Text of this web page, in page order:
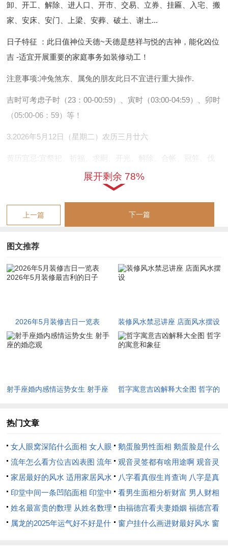
卸、开工 、解除、进人口、开市、交易、立券、挂匾、入宅、搬
家、安床、安门、上梁、安葬、破土、谢土...
日子特征
：此日值神位天德~天德是慈祥与悦的吉神，能化凶位
吉 -适宜开展重要的家庭事务如装修动工！
注意事项:冲兔煞东 、属兔的朋友此日不宜进行重大操作.
吉时可考虑子时（23：00-00:59）、寅时（03:00-04:59）、卯时
（05:00-06：59）等！
3.2026年5月12日（星期二）农历三月廿六
黄历宜忌
:宜祭祀、祈福、求嗣、开光、解除、合帐、冠笄、伐
、进人口.
与装修中的木作项目挺契合！
4.2026年5月14日（星期四）农历三月廿八
黄历宜忌:宜纳采、订婚、结婚、造车器、祭祀、祈福、求嗣、
忌开业、开幕、开市、立券。
日子特征:此日宜忌含有多项同家宅相关的活动，如修造、入
注意事项 : 冲马煞南 ~属马的朋友需留意.吉时选择可参考老黄历
5.2026年5月22日（星期五）农历四月初六
黄历宜忌:宜纳采、结婚、裁衣、理发、出行、修造、动土、进
人口、开业、开幕、开市、交易、立券、挂匾、搬家、移徙、上
梁、栽种、纳畜；
忌伐木、安葬、安床、祭拜、祭祀、祈福...
展开剩余 78%
上一篇 下一篇
图文推荐
2026年5月装修吉日一览表
2026年5月装修最吉利的日子
装修风水禁忌讲座 店面风水摆设
射手座婚内感情运势女生 射手座
哲字寓意吉凶解释大全图 哲字的
热门文章
女人眼窝深陷什么面相 女人眼
窝深陷是短命相吗
鹅蛋脸男性面相 鹅蛋脸是什么
脸型男性
流年怎么看方位吉凶表图 流年
位置怎么看
观音灵签都有啥用途啊 观音灵
签全部签签词
家居最好的风水 适用家居风水
八字看真假生肖查询 八字是真
还是假
印堂中间一条凹陷面相 印堂中
间有条线沟好不好
看男生面相分析财富 男人财相
从哪里看
姓名最富贵的数理 从姓名数理
看富豪
由福德宫看夫妻婚姻 福德宫看
配偶生肖
属龙的2025年运气好不好是什
窗户挂什么画进财最好风水 窗